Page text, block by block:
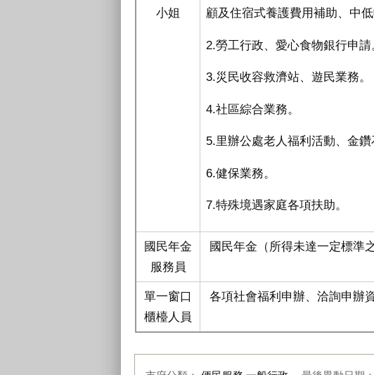
小姐
顧及住宿式養護費用補助、中
2.勞工行政、愛心食物銀行申請
3.災民收容救濟站、遊民業務。
4.社區綜合業務。
5.里辦公處老人福利活動、金鑽
6.健保業務。
7.特殊境遇家庭各項扶助。
國民年金
服務員
國民年金（所得未達一定標準
單一窗口
櫃檯人員
各項社會福利申辦、洽詢申辦